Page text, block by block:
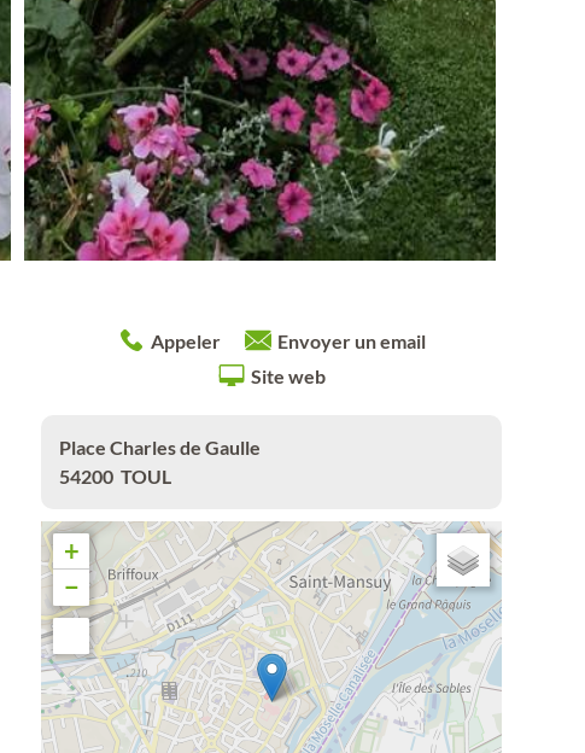
Appeler
Envoyer un email
Site web
Place Charles de Gaulle
54200 TOUL
+
−